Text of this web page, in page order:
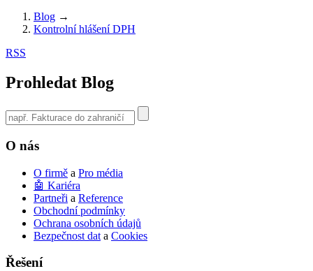
Blog →
Kontrolní hlášení DPH
RSS
Prohledat Blog
Use
the
O nás
O firmě a Pro média
🤖 Kariéra
Partneři a Reference
Obchodní podmínky
Ochrana osobních údajů
Bezpečnost dat a Cookies
Řešení